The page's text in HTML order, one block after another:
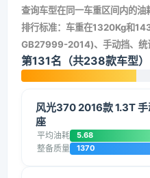
查询车型在同一车重区间内的油
排行标准：车重在1320Kg和
GB27999-2014)、手动挡、统
第131名（共238款车型）
风光370 2016款 1.3T
座
平均油耗 5.68
整备质量 1370